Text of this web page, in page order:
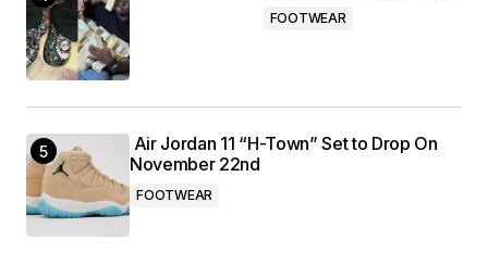
FOOTWEAR
Air Jordan 11 “H-Town” Set to Drop On
November 22nd
FOOTWEAR